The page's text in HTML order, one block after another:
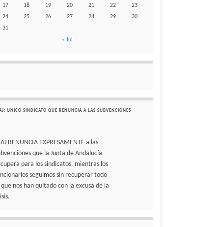
17
18 19 20 21 22
23
24
25 26 27 28 29
30
31
« Jul
UNICO SINDICATO QUE RENUNCIA A LAS SUBVENCIONES
RENUNCIA EXPRESAMENTE a las
que la Junta de Andalucía
para los sindicatos. mientras los
seguimos sin recuperar todo
que nos han quitado con la excusa de la